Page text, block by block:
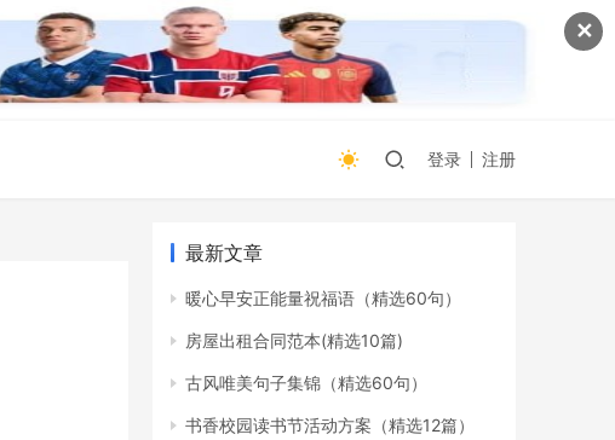
✕
登录 注册
最新文章
暖心早安正能量祝福语（精选60句）
房屋出租合同范本(精选10篇)
古风唯美句子集锦（精选60句）
书香校园读书节活动方案（精选12篇）